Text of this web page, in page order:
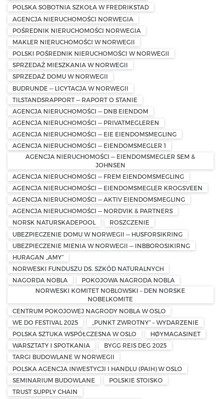
POLSKA SOBOTNIA SZKOŁA W FREDRIKSTAD
AGENCJA NIERUCHOMOŚCI NORWEGIA
POŚREDNIK NIERUCHOMOŚCI NORWEGIA
MAKLER NIERUCHOMOŚCI W NORWEGII
POLSKI POŚREDNIK NIERUCHOMOŚCI W NORWEGII
SPRZEDAŻ MIESZKANIA W NORWEGII
SPRZEDAŻ DOMU W NORWEGII
BUDRUNDE — LICYTACJA W NORWEGII
TILSTANDSRAPPORT — RAPORT O STANIE
AGENCJA NIERUCHOMOŚCI — DNB EIENDOM
AGENCJA NIERUCHOMOŚCI — PRIVATMEGLEREN
AGENCJA NIERUCHOMOŚCI — EIE EIENDOMSMEGLING
AGENCJA NIERUCHOMOŚCI — EIENDOMSMEGLER 1
AGENCJA NIERUCHOMOŚCI — EIENDOMSMEGLER SEM &
JOHNSEN
AGENCJA NIERUCHOMOŚCI — FREM EIENDOMSMEGLING
AGENCJA NIERUCHOMOŚCI — EIENDOMSMEGLER KROGSVEEN
AGENCJA NIERUCHOMOŚCI — AKTIV EIENDOMSMEGLING
AGENCJA NIERUCHOMOŚCI — NORDVIK & PARTNERS
NORSK NATURSKADEPOOL
ROSZCZENIE
UBEZPIECZENIE DOMU W NORWEGII — HUSFORSIKRING
UBEZPIECZENIE MIENIA W NORWEGII — INBBOROSIKIRNG
HURAGAN „AMY”
NORWESKI FUNDUSZU DS. SZKÓD NATURALNYCH
NAGORDA NOBLA
POKOJOWA NAGRODA NOBLA
NORWESKI KOMITET NOBLOWSKI – DEN NORSKE
NOBELKOMITE
CENTRUM POKOJOWEJ NAGRODY NOBLA W OSLO
WE DO FESTIVAL 2025
„PUNKT ZWROTNY” – WYDARZENIE
POLSKA SZTUKA WSPÓŁCZESNA W OSLO
HØYMAGASINET
WARSZTATY I SPOTKANIA
BYGG REIS DEG 2025
TARGI BUDOWLANE W NORWEGII
POLSKA AGENCJA INWESTYCJI I HANDLU (PAIH) W OSLO
SEMINARIUM BUDOWLANE
POLSKIE STOISKO
TRUST SUPPLY CHAIN